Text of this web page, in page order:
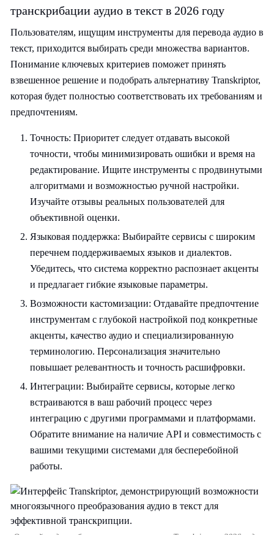
транскрибации аудио в текст в 2026 году
Пользователям, ищущим инструменты для перевода аудио в
текст, приходится выбирать среди множества вариантов.
Понимание ключевых критериев поможет принять
взвешенное решение и подобрать альтернативу Transkriptor,
которая будет полностью соответствовать их требованиям и
предпочтениям.
Точность: Приоритет следует отдавать высокой
точности, чтобы минимизировать ошибки и время на
редактирование. Ищите инструменты с продвинутыми
алгоритмами и возможностью ручной настройки.
Изучайте отзывы реальных пользователей для
объективной оценки.
Языковая поддержка: Выбирайте сервисы с широким
перечнем поддерживаемых языков и диалектов.
Убедитесь, что система корректно распознает акценты
и предлагает гибкие языковые параметры.
Возможности кастомизации: Отдавайте предпочтение
инструментам с глубокой настройкой под конкретные
акценты, качество аудио и специализированную
терминологию. Персонализация значительно
повышает релевантность и точность расшифровки.
Интеграции: Выбирайте сервисы, которые легко
встраиваются в ваш рабочий процесс через
интеграцию с другими программами и платформами.
Обратите внимание на наличие API и совместимость с
вашими текущими системами для бесперебойной
работы.